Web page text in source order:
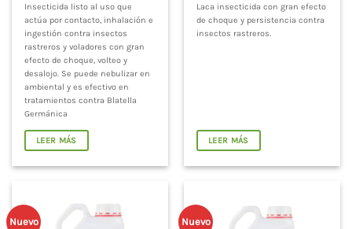
Insecticida listo al uso que
actúa por contacto, inhalación e
ingestión contra insectos
rastreros y voladores con gran
efecto de choque, volteo y
desalojo. Se puede nebulizar en
ambiental y es efectivo en
tratamientos contra Blatella
Germánica
LEER MÁS
Laca insecticida con gran efecto
de choque y persistencia contra
insectos rastreros.
LEER MÁS
Nuevo Nuevo